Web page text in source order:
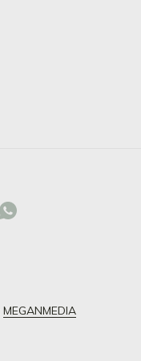
MEGANMEDIA